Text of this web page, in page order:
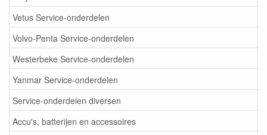
Vetus Service-onderdelen
Volvo-Penta Service-onderdelen
Westerbeke Service-onderdelen
Yanmar Service-onderdelen
Service-onderdelen diversen
Accu's, batterijen en accessoires